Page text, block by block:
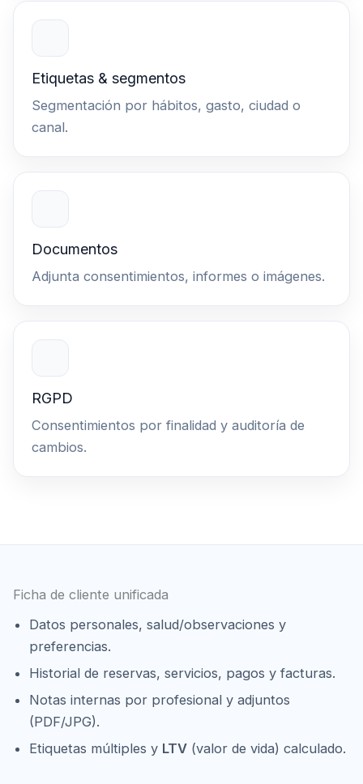
Etiquetas & segmentos
Segmentación por hábitos, gasto, ciudad o
canal.
Documentos
Adjunta consentimientos, informes o imágenes.
RGPD
Consentimientos por finalidad y auditoría de
cambios.
Ficha de cliente unificada
Datos personales, salud/observaciones y
preferencias.
Historial de reservas, servicios, pagos y facturas.
Notas internas por profesional y adjuntos
(PDF/JPG).
Etiquetas múltiples y LTV (valor de vida) calculado.